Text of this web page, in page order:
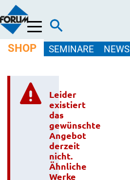
Menü
SHOP SEMINARE NEWS
Leider
existiert
das
gewünschte
Angebot
derzeit
nicht.
Ähnliche
Werke